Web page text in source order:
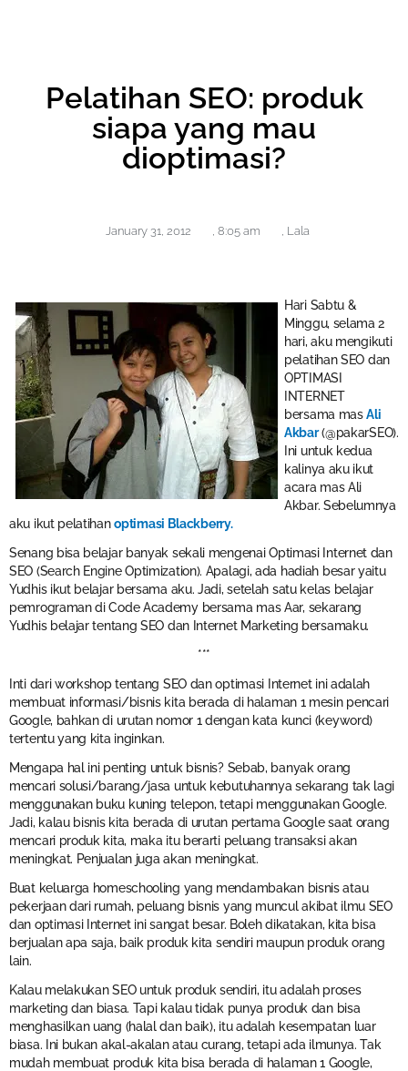
Pelatihan SEO: produk
siapa yang mau
dioptimasi?
January 31, 2012 , 8:05 am , Lala
Hari Sabtu &
Minggu, selama 2
hari, aku mengikuti
pelatihan SEO dan
OPTIMASI
INTERNET
bersama masAli
Akbar(@pakarSEO).
Ini untuk kedua
kalinya aku ikut
acara mas Ali
Akbar. Sebelumnya
aku ikut pelatihanoptimasi Blackberry.
Senang bisa belajar banyak sekali mengenai Optimasi Internet dan
SEO (Search Engine Optimization). Apalagi, ada hadiah besar yaitu
Yudhis ikut belajar bersama aku. Jadi, setelah satu kelas belajar
pemrograman di Code Academy bersama mas Aar, sekarang
Yudhis belajar tentang SEO dan Internet Marketing bersamaku.
***
Inti dari workshop tentang SEO dan optimasi Internet ini adalah
membuat informasi/bisnis kita berada di halaman 1 mesin pencari
Google, bahkan di urutan nomor 1 dengan kata kunci (keyword)
tertentu yang kita inginkan.
Mengapa hal ini penting untuk bisnis? Sebab, banyak orang
mencari solusi/barang/jasa untuk kebutuhannya sekarang tak lagi
menggunakan buku kuning telepon, tetapi menggunakan Google.
Jadi, kalau bisnis kita berada di urutan pertama Google saat orang
mencari produk kita, maka itu berarti peluang transaksi akan
meningkat. Penjualan juga akan meningkat.
Buat keluarga homeschooling yang mendambakan bisnis atau
pekerjaan dari rumah, peluang bisnis yang muncul akibat ilmu SEO
dan optimasi Internet ini sangat besar. Boleh dikatakan, kita bisa
berjualan apa saja, baik produk kita sendiri maupun produk orang
lain.
Kalau melakukan SEO untuk produk sendiri, itu adalah proses
marketing dan biasa. Tapi kalau tidak punya produk dan bisa
menghasilkan uang (halal dan baik), itu adalah kesempatan luar
biasa. Ini bukan akal-akalan atau curang, tetapi ada ilmunya. Tak
mudah membuat produk kita bisa berada di halaman 1 Google,